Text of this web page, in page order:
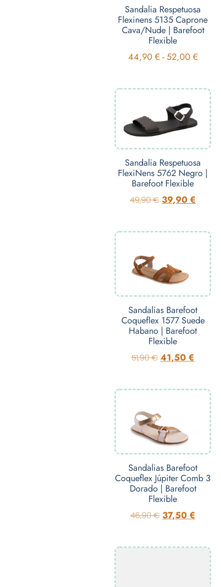
Sandalia Respetuosa
Flexinens 5135 Caprone
Cava/Nude | Barefoot
Flexible
44,90 € - 52,00 €
Sandalia Respetuosa
FlexiNens 5762 Negro |
Barefoot Flexible
49,90€ 39,90€
Sandalias Barefoot
Coqueflex 1577 Suede
Habano | Barefoot
Flexible
51,90€ 41,50€
Sandalias Barefoot
Coqueflex Júpiter Comb 3
Dorado | Barefoot
Flexible
46,90€ 37,50€